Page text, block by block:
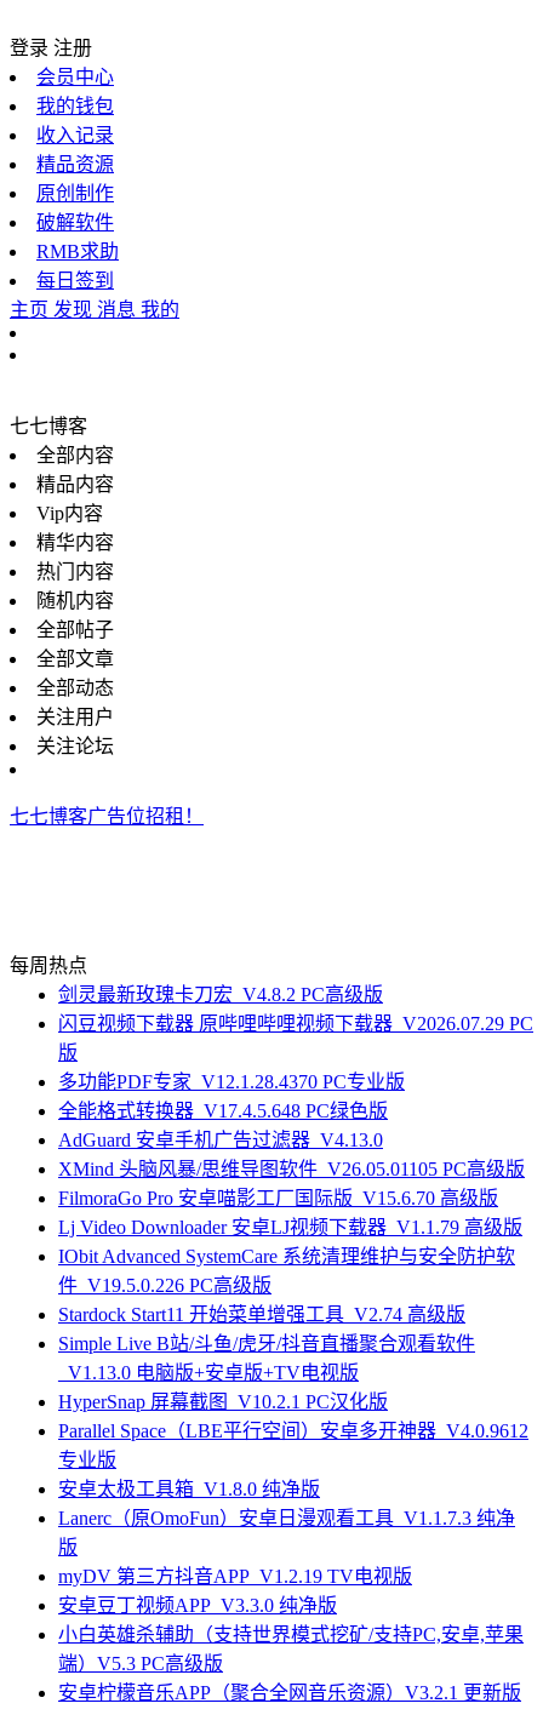
登录 注册
会员中心
我的钱包
收入记录
精品资源
原创制作
破解软件
RMB求助
每日签到
主页 发现 消息 我的
七七博客
全部内容
精品内容
Vip内容
精华内容
热门内容
随机内容
全部帖子
全部文章
全部动态
关注用户
关注论坛
七七博客广告位招租！
每周热点
剑灵最新玫瑰卡刀宏_V4.8.2 PC高级版
闪豆视频下载器 原哔哩哔哩视频下载器_V2026.07.29 PC
版
多功能PDF专家_V12.1.28.4370 PC专业版
全能格式转换器_V17.4.5.648 PC绿色版
AdGuard 安卓手机广告过滤器_V4.13.0
XMind 头脑风暴/思维导图软件_V26.05.01105 PC高级版
FilmoraGo Pro 安卓喵影工厂国际版_V15.6.70 高级版
Lj Video Downloader 安卓LJ视频下载器_V1.1.79 高级版
IObit Advanced SystemCare 系统清理维护与安全防护软
件_V19.5.0.226 PC高级版
Stardock Start11 开始菜单增强工具_V2.74 高级版
Simple Live B站/斗鱼/虎牙/抖音直播聚合观看软件
_V1.13.0 电脑版+安卓版+TV电视版
HyperSnap 屏幕截图_V10.2.1 PC汉化版
Parallel Space（LBE平行空间）安卓多开神器_V4.0.9612
专业版
安卓太极工具箱_V1.8.0 纯净版
Lanerc（原OmoFun）安卓日漫观看工具_V1.1.7.3 纯净
版
myDV 第三方抖音APP_V1.2.19 TV电视版
安卓豆丁视频APP_V3.3.0 纯净版
小白英雄杀辅助（支持世界模式挖矿/支持PC,安卓,苹果
端）V5.3 PC高级版
安卓柠檬音乐APP（聚合全网音乐资源）V3.2.1 更新版